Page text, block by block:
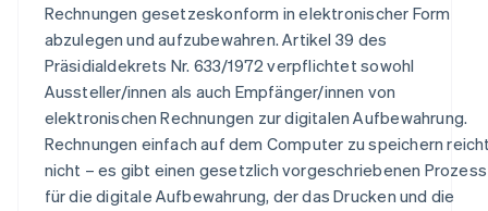
Rechnungen gesetzeskonform in elektronischer Form
abzulegen und aufzubewahren. Artikel 39 des
Präsidialdekrets Nr. 633/1972 verpflichtet sowohl
Aussteller/innen als auch Empfänger/innen von
elektronischen Rechnungen zur digitalen Aufbewahrung.
Rechnungen einfach auf dem Computer zu speichern
nicht – es gibt einen gesetzlich vorgeschriebenen Prozess
für die digitale Aufbewahrung, der das Drucken und die